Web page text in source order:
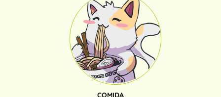
COMIDA